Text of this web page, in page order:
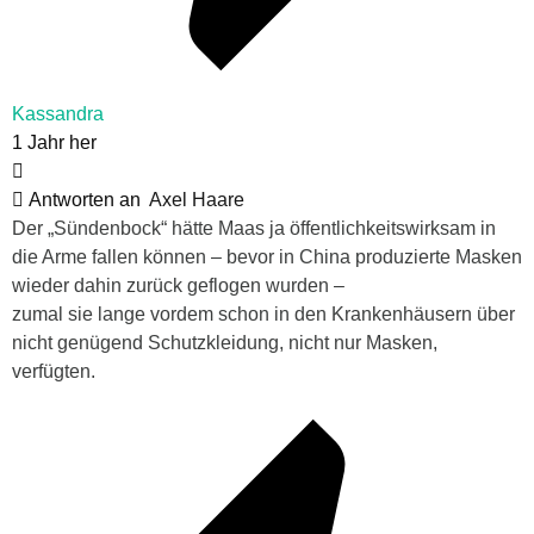
Kassandra
1 Jahr her
Antworten an Axel Haare
Der „Sündenbock“ hätte Maas ja öffentlichkeitswirksam in
die Arme fallen können – bevor in China produzierte Masken
wieder dahin zurück geflogen wurden –
zumal sie lange vordem schon in den Krankenhäusern über
nicht genügend Schutzkleidung, nicht nur Masken,
verfügten.